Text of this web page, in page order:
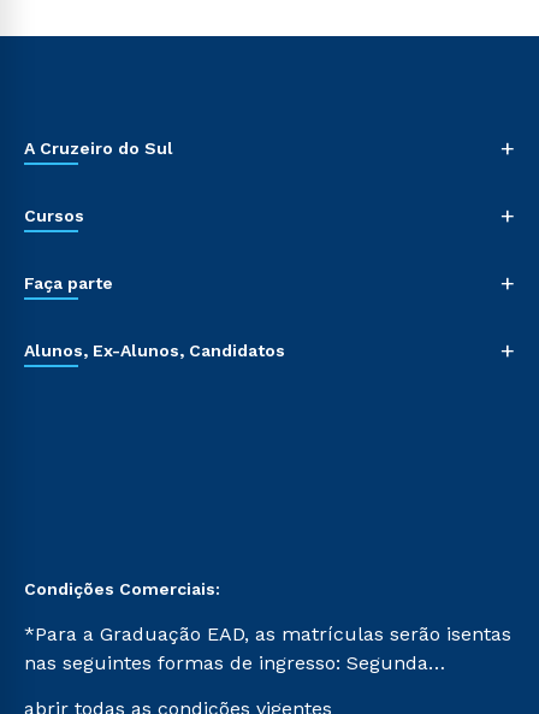
A Cruzeiro do Sul +
Cursos +
Faça parte +
Alunos, Ex-Alunos, Candidatos +
Condições Comerciais:
*Para a Graduação EAD, as matrículas serão isentas
nas seguintes formas de ingresso: Segunda
abrir todas as condições vigentes